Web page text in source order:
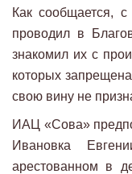
Как сообщается,
проводил в
знакомил их с
которых
свою вину не
ИАЦ «Сова»
Ивановка
арестованном в